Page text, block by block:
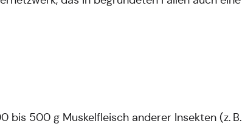
500 g Muskelfleisch anderer Insekten (z. B.